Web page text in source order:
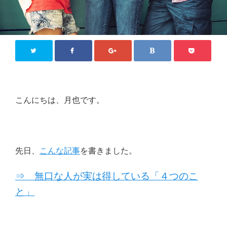
こんにちは、月也です。
先日、 こんな記事を書きました。
⇒ 無口な人が実は得している「４つのこ
と」